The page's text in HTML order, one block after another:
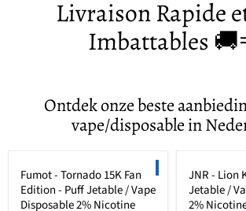
Livraison Rapide
Imbattables
Ontdek onze beste
vape/disposable in
LIMITED EDITION
Fumot - Tornado 15K Fan
Edition - Puff Jetable / Vape
Disposable 2% Nicotine
JNR - Lion
Jetable /
2%